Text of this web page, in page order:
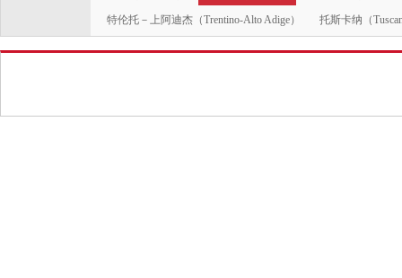
特伦托－上阿迪杰（Trentino-Alto Adige）
托斯卡纳（